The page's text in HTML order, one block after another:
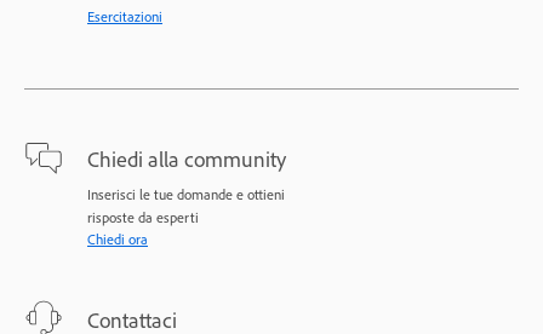
Esercitazioni
Chiedi alla community
Inserisci le tue domande e ottieni
risposte da esperti
Chiedi ora
Contattaci